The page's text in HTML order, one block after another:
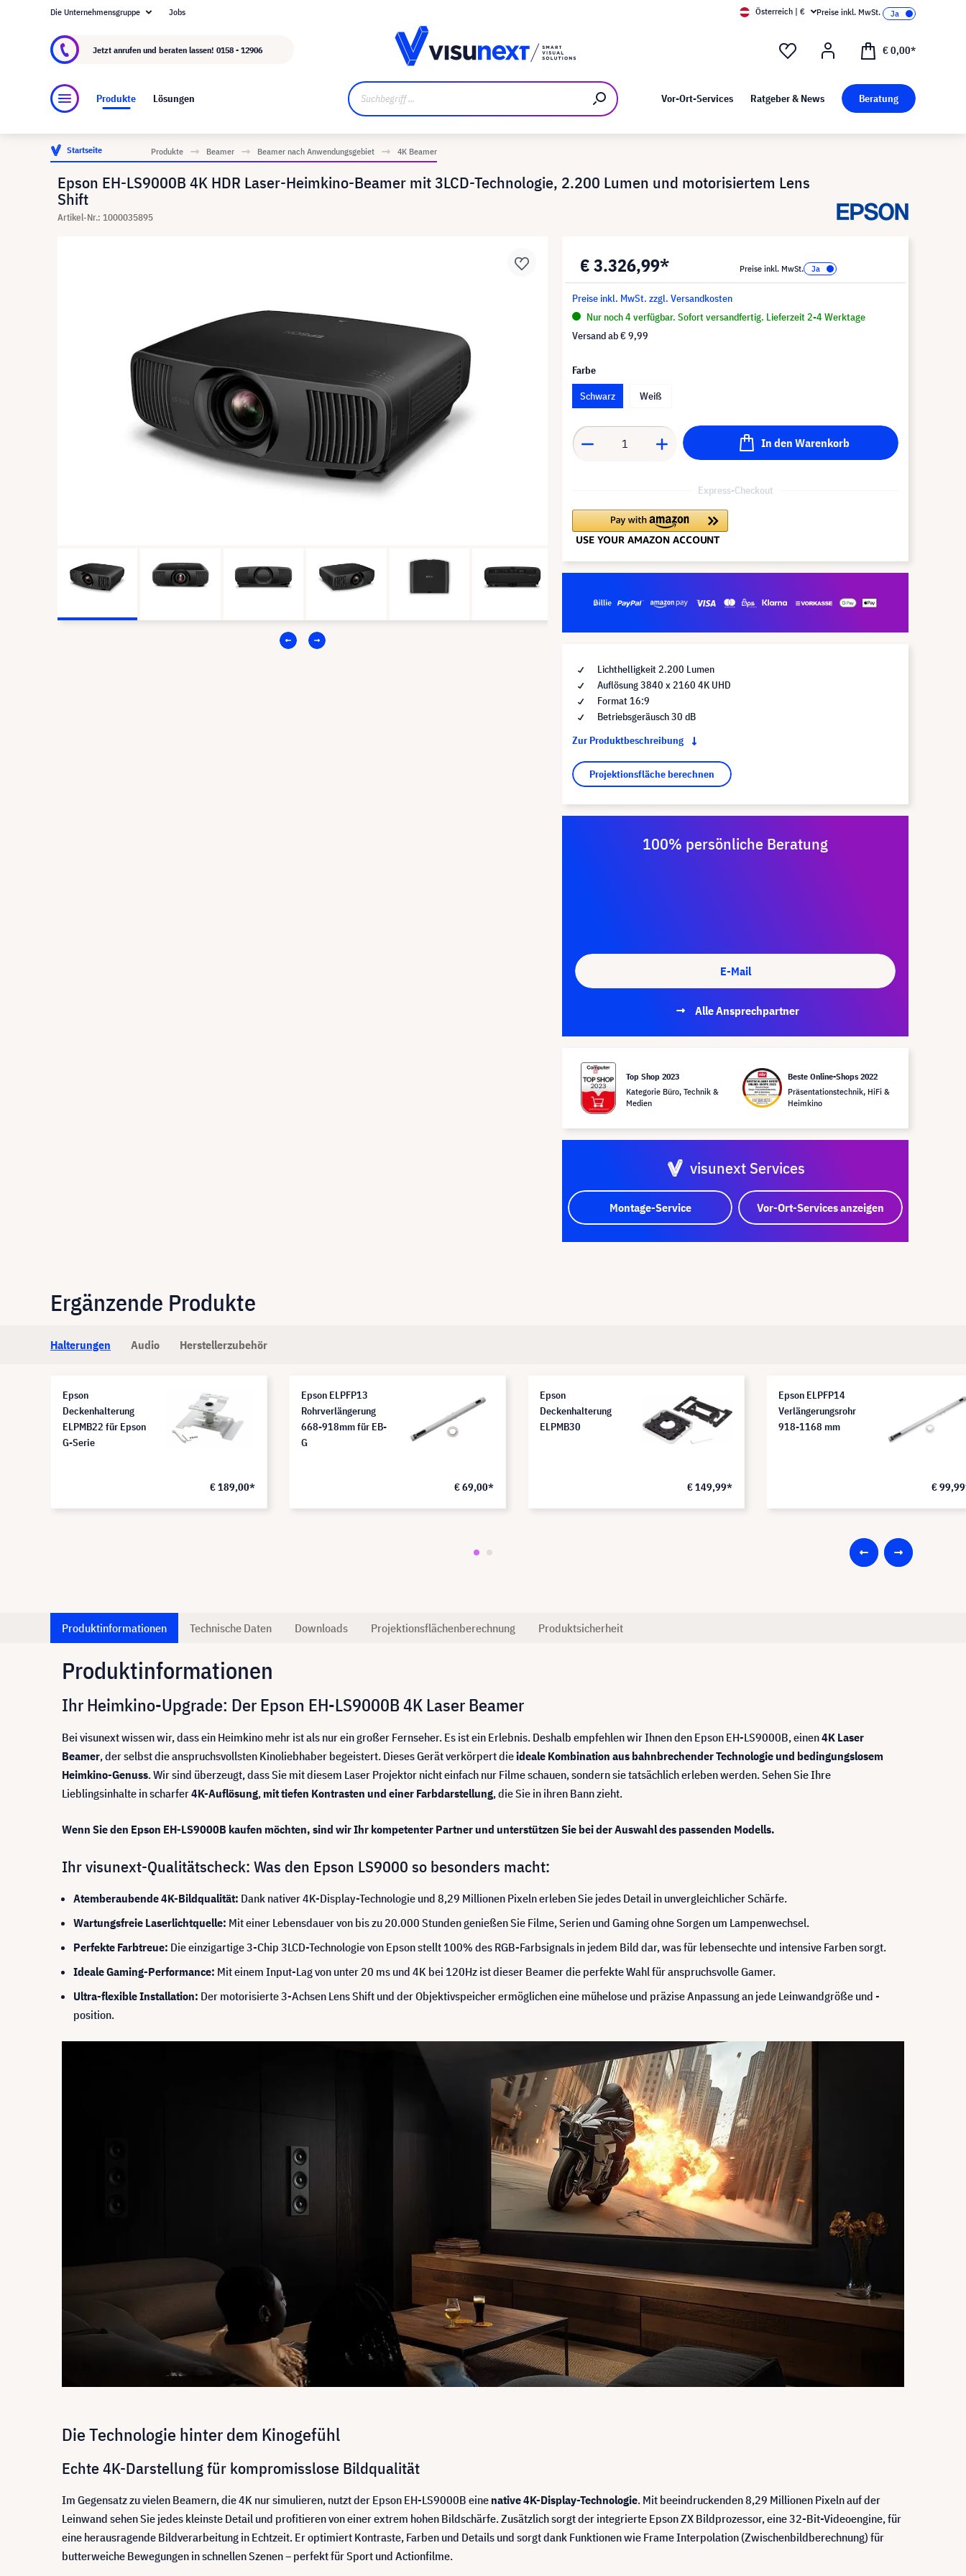
Über visunext.at Kunst bei visunext
Die Unternehmensgruppe Jobs Österreich | € Preise inkl. MwSt.
Jetzt anrufen und beraten lassen! 0158 - 12906 € 0,00*
Produkte Lösungen Vor-Ort-Services Ratgeber & News Beratung
Startseite Produkte Beamer Beamer nach Anwendungsgebiet 4K Beamer
Epson EH-LS9000B 4K HDR Laser-Heimkino-Beamer mit 3LCD-Technologie, 2.200 Lumen und motorisiertem Lens
Shift
Artikel-Nr.: 1000035895
€ 3.326,99* Preise inkl. MwSt.
Preise inkl. MwSt. zzgl. Versandkosten
Nur noch 4 verfügbar. Sofort versandfertig. Lieferzeit 2-4 Werktage
Versand ab€ 9,99
Farbe
Schwarz
Weiß
In den Warenkorb
Express-Checkout
Lichthelligkeit 2.200 Lumen
Auflösung 3840 x 2160 4K UHD
Format 16:9
Betriebsgeräusch 30 dB
Zur Produktbeschreibung
Projektionsfläche berechnen
100% persönliche Beratung
E-Mail
Alle Ansprechpartner
Top Shop 2023
Kategorie Büro, Technik &
Medien
Beste Online-Shops 2022
Präsentationstechnik, HiFi &
Heimkino
visunext Services
Montage-Service Vor-Ort-Services anzeigen
Ergänzende Produkte
Halterungen Audio Herstellerzubehör
Epson
Deckenhalterung
ELPMB22 für Epson
G-Serie
€ 189,00*
Epson ELPFP13
Rohrverlängerung
668-918mm für EB-
G
€ 69,00*
Epson
Deckenhalterung
ELPMB30
€ 149,99*
Epson ELPFP14
Verlängerungsrohr
918-1168 mm
€
Produktinformationen Technische Daten Downloads Projektionsflächenberechnung Produktsicherheit
Produktinformationen
Ihr Heimkino-Upgrade: Der Epson EH-LS9000B 4K Laser Beamer
Bei visunext wissen wir, dass ein Heimkino mehr ist als nur ein großer Fernseher. Es ist ein Erlebnis. Deshalb empfehlen wir Ihnen den Epson EH-LS9000B, einen4K Laser
Beamer, der selbst die anspruchsvollsten Kinoliebhaber begeistert. Dieses Gerät verkörpert dieideale Kombination aus bahnbrechender Technologie und bedingungslosem
Heimkino-Genuss. Wir sind überzeugt, dass Sie mit diesem Laser Projektor nicht einfach nur Filme schauen, sondern sie tatsächlich erleben werden. Sehen Sie Ihre
Lieblingsinhalte in scharfer4K-Auflösung, mit tiefen Kontrasten und einer Farbdarstellung, die Sie in ihren Bann zieht.
Wenn Sie den Epson EH-LS9000B kaufen möchten, sind wir Ihr kompetenter Partner und unterstützen Sie bei der Auswahl des passenden Modells.
Ihr visunext-Qualitätscheck: Was den Epson LS9000 so besonders macht:
Atemberaubende 4K-Bildqualität: Dank nativer 4K-Display-Technologie und 8,29 Millionen Pixeln erleben Sie jedes Detail in unvergleichlicher Schärfe.
Wartungsfreie Laserlichtquelle: Mit einer Lebensdauer von bis zu 20.000 Stunden genießen Sie Filme, Serien und Gaming ohne Sorgen um Lampenwechsel.
Perfekte Farbtreue: Die einzigartige 3-Chip 3LCD-Technologie von Epson stellt 100% des RGB-Farbsignals in jedem Bild dar, was für lebensechte und intensive Farben sorgt.
Ideale Gaming-Performance: Mit einem Input-Lag von unter 20 ms und 4K bei 120Hz ist dieser Beamer die perfekte Wahl für anspruchsvolle Gamer.
Ultra-flexible Installation: Der motorisierte 3-Achsen Lens Shift und der Objektivspeicher ermöglichen eine mühelose und präzise Anpassung an jede Leinwandgröße und -
position.
Die Technologie hinter dem Kinogefühl
Echte 4K-Darstellung für kompromisslose Bildqualität
Im Gegensatz zu vielen Beamern, die 4K nur simulieren, nutzt der Epson EH-LS9000B eine native 4K-Display-Technologie. Mit beeindruckenden 8,29 Millionen Pixeln auf der
Leinwand sehen Sie jedes kleinste Detail und profitieren von einer extrem hohen Bildschärfe. Zusätzlich sorgt der integrierte Epson ZX Bildprozessor, eine 32-Bit-Videoengine, für
eine herausragende Bildverarbeitung in Echtzeit. Er optimiert Kontraste, Farben und Details und sorgt dank Funktionen wie Frame Interpolation (Zwischenbildberechnung) für
butterweiche Bewegungen in schnellen Szenen – perfekt für Sport und Actionfilme.